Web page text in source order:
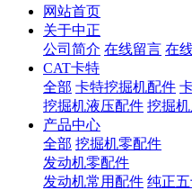
网站首页
关于中正
公司简介 在线留言 在
CAT卡特
全部 卡特挖掘机配件
挖掘机液压配件 挖掘
产品中心
全部 挖掘机零配件
发动机零配件
发动机常用配件 纯正